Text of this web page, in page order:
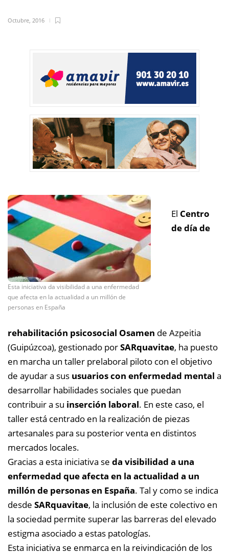
Octubre, 2016
Esta iniciativa da visibilidad a una enfermedad
que afecta en la actualidad a un millón de
personas en España
El Centro
de día de
rehabilitación psicosocial Osamen de Azpeitia
(Guipúzcoa), gestionado porSARquavitae, ha puesto
en marcha un taller prelaboral piloto con el objetivo
de ayudar a sus usuarios con enfermedad mental a
desarrollar habilidades sociales que puedan
contribuir a su inserción laboral. En este caso, el
taller está centrado en la realización de piezas
artesanales para su posterior venta en distintos
mercados locales.
Gracias a esta iniciativa se da visibilidad a una
enfermedad que afecta en la actualidad a un
millón de personas en España. Tal y como se indica
desde SARquavitae, la inclusión de este colectivo en
la sociedad permite superar las barreras del elevado
estigma asociado a estas patologías.
Esta iniciativa se enmarca en la reivindicación de los